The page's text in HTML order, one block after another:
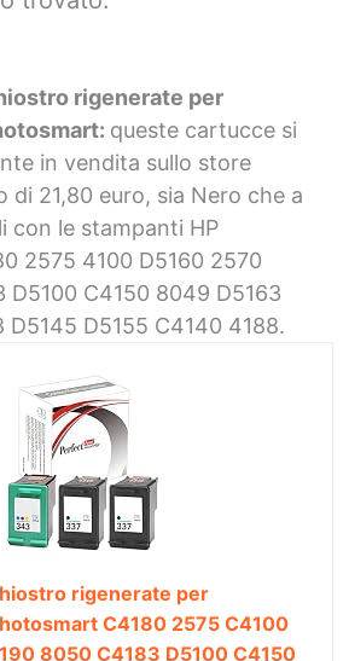
rigenerate per
queste cartucce si
in vendita sullo store
di 21,80 euro, sia Nero che a
con le stampanti HP
2575 4100 D5160 2570
D5100 C4150 8049 D5163
D5145 D5155 C4140 4188.
rigenerate per
C4180 2575 C4100
8050 C4183 D5100 C4150